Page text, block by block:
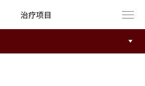
治疗项目